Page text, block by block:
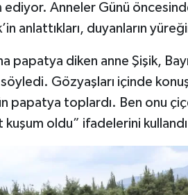
Anneler Günü
anlattıkları, duyanların
papatya diken anne Şişik,
Gözyaşları içinde
papatya toplardı. Ben onu
oldu” ifadelerini